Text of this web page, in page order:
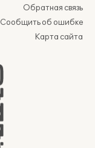
Обратная связь
Сообщить об ошибке
Карта сайта